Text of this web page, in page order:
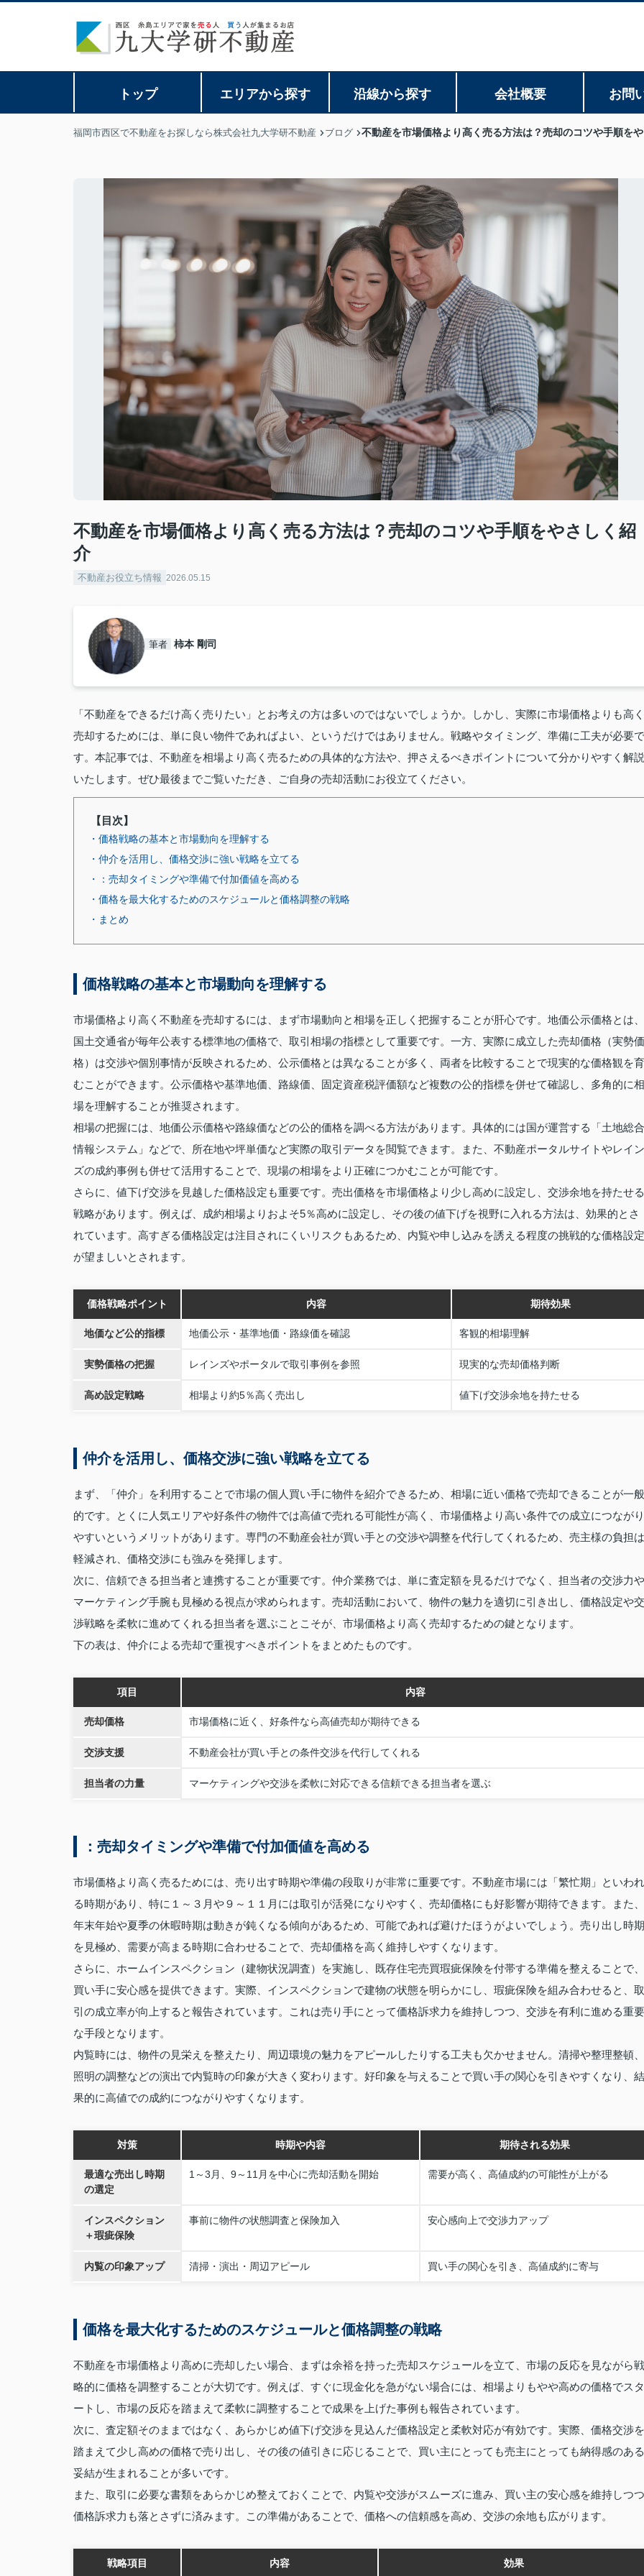
トップ エリアから探す 沿線から探す 会社概要 お問
福岡市西区で不動産をお探しなら株式会社九大学研不動産 ブログ 不動産を市場価格より高く売る方法は？売却のコツや手順を
不動産を市場価格より高く売る方法は？売却のコツや手順をやさしく紹
介
不動産お役立ち情報 2026.05.15
筆者 柿本 剛司
「不動産をできるだけ高く売りたい」とお考えの方は多いのではないでしょうか。しかし、実際に市場価格よりも高く
売却するためには、単に良い物件であればよい、というだけではありません。戦略やタイミング、準備に工夫が必要で
す。本記事では、不動産を相場より高く売るための具体的な方法や、押さえるべきポイントについて分かりやすく解説
いたします。ぜひ最後までご覧いただき、ご自身の売却活動にお役立てください。
【目次】
・価格戦略の基本と市場動向を理解する
・仲介を活用し、価格交渉に強い戦略を立てる
・：売却タイミングや準備で付加価値を高める
・価格を最大化するためのスケジュールと価格調整の戦略
・まとめ
価格戦略の基本と市場動向を理解する
市場価格より高く不動産を売却するには、まず市場動向と相場を正しく把握することが肝心です。地価公示価格とは、
国土交通省が毎年公表する標準地の価格で、取引相場の指標として重要です。一方、実際に成立した売却価格（実勢価
格）は交渉や個別事情が反映されるため、公示価格とは異なることが多く、両者を比較することで現実的な価格観を育
むことができます。公示価格や基準地価、路線価、固定資産税評価額など複数の公的指標を併せて確認し、多角的に相
場を理解することが推奨されます。
相場の把握には、地価公示価格や路線価などの公的価格を調べる方法があります。具体的には国が運営する「土地総合
情報システム」などで、所在地や坪単価など実際の取引データを閲覧できます。また、不動産ポータルサイトやレイン
ズの成約事例も併せて活用することで、現場の相場をより正確につかむことが可能です。
さらに、値下げ交渉を見越した価格設定も重要です。売出価格を市場価格より少し高めに設定し、交渉余地を持たせる
戦略があります。例えば、成約相場よりおよそ5％高めに設定し、その後の値下げを視野に入れる方法は、効果的とさ
れています。高すぎる価格設定は注目されにくいリスクもあるため、内覧や申し込みを誘える程度の挑戦的な価格設定
が望ましいとされます。
価格戦略ポイント 内容 期待効果
地価など公的指標 地価公示・基準地価・路線価を確認 客観的相場理解
実勢価格の把握 レインズやポータルで取引事例を参照 現実的な売却価格判断
高め設定戦略 相場より約5％高く売出し 値下げ交渉余地を持たせる
仲介を活用し、価格交渉に強い戦略を立てる
まず、「仲介」を利用することで市場の個人買い手に物件を紹介できるため、相場に近い価格で売却できることが一般
的です。とくに人気エリアや好条件の物件では高値で売れる可能性が高く、市場価格より高い条件での成立につながり
やすいというメリットがあります。専門の不動産会社が買い手との交渉や調整を代行してくれるため、売主様の負担は
軽減され、価格交渉にも強みを発揮します。
次に、信頼できる担当者と連携することが重要です。仲介業務では、単に査定額を見るだけでなく、担当者の交渉力や
マーケティング手腕も見極める視点が求められます。売却活動において、物件の魅力を適切に引き出し、価格設定や交
渉戦略を柔軟に進めてくれる担当者を選ぶことこそが、市場価格より高く売却するための鍵となります。
下の表は、仲介による売却で重視すべきポイントをまとめたものです。
項目 内容
売却価格 市場価格に近く、好条件なら高値売却が期待できる
交渉支援 不動産会社が買い手との条件交渉を代行してくれる
担当者の力量 マーケティングや交渉を柔軟に対応できる信頼できる担当者を選ぶ
：売却タイミングや準備で付加価値を高める
市場価格より高く売るためには、売り出す時期や準備の段取りが非常に重要です。不動産市場には「繁忙期」といわれ
る時期があり、特に１～３月や９～１１月には取引が活発になりやすく、売却価格にも好影響が期待できます。また、
年末年始や夏季の休暇時期は動きが鈍くなる傾向があるため、可能であれば避けたほうがよいでしょう。売り出し時期
を見極め、需要が高まる時期に合わせることで、売却価格を高く維持しやすくなります。
さらに、ホームインスペクション（建物状況調査）を実施し、既存住宅売買瑕疵保険を付帯する準備を整えることで、
買い手に安心感を提供できます。実際、インスペクションで建物の状態を明らかにし、瑕疵保険を組み合わせると、取
引の成立率が向上すると報告されています。これは売り手にとって価格訴求力を維持しつつ、交渉を有利に進める重要
な手段となります。
内覧時には、物件の見栄えを整えたり、周辺環境の魅力をアピールしたりする工夫も欠かせません。清掃や整理整頓、
照明の調整などの演出で内覧時の印象が大きく変わります。好印象を与えることで買い手の関心を引きやすくなり、結
果的に高値での成約につながりやすくなります。
対策 時期や内容 期待される効果
最適な売出し時期
の選定
1～3月、9～11月を中心に売却活動を開始 需要が高く、高値成約の可能性が上がる
インスペクション
＋瑕疵保険
事前に物件の状態調査と保険加入 安心感向上で交渉力アップ
内覧の印象アップ 清掃・演出・周辺アピール 買い手の関心を引き、高値成約に寄与
価格を最大化するためのスケジュールと価格調整の戦略
不動産を市場価格より高めに売却したい場合、まずは余裕を持った売却スケジュールを立て、市場の反応を見ながら戦
略的に価格を調整することが大切です。例えば、すぐに現金化を急がない場合には、相場よりもやや高めの価格でスタ
ートし、市場の反応を踏まえて柔軟に調整することで成果を上げた事例も報告されています。
次に、査定額そのままではなく、あらかじめ値下げ交渉を見込んだ価格設定と柔軟対応が有効です。実際、価格交渉を
踏まえて少し高めの価格で売り出し、その後の値引きに応じることで、買い主にとっても売主にとっても納得感のある
妥結が生まれることが多いです。
また、取引に必要な書類をあらかじめ整えておくことで、内覧や交渉がスムーズに進み、買い主の安心感を維持しつつ
価格訴求力も落とさずに済みます。この準備があることで、価格への信頼感を高め、交渉の余地も広がります。
戦略項目 内容 効果